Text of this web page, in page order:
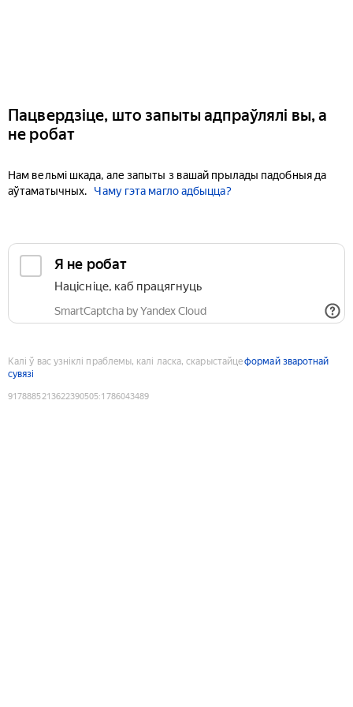
Пацвердзіце, што запыты адпраўлялі вы, а
не робат
Нам вельмі шкада, але запыты з вашай прылады падобныя да
аўтаматычных.
Чаму гэта магло адбыцца?
Я не робат
Націсніце, каб працягнуць
SmartCaptcha by Yandex Cloud
Калі ў вас узніклі праблемы, калі ласка, скарыстайцеформай зваротнай
сувязі
9178885213622390505:1786043489